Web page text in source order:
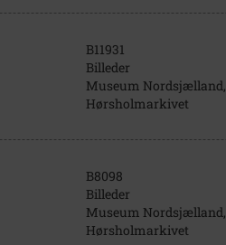
B11931
Billeder
Museum Nordsjælland,
Hørsholmarkivet
B8098
Billeder
Museum Nordsjælland,
Hørsholmarkivet